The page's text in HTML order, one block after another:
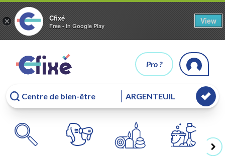
× Cfixé
Free - In Google Play
View
Pro ?